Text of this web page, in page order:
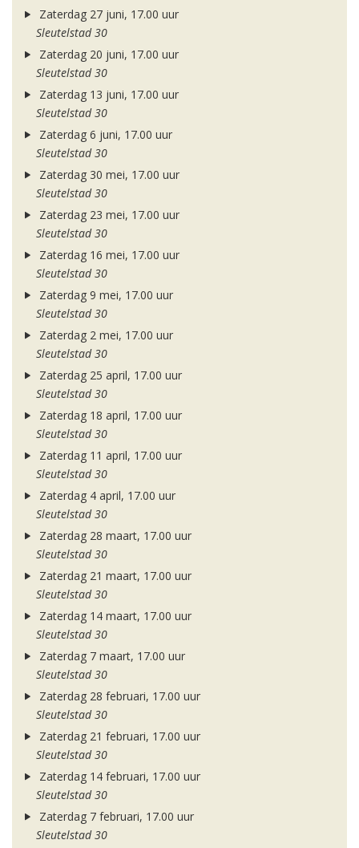
Zaterdag 27 juni, 17.00 uur
Sleutelstad 30
Zaterdag 20 juni, 17.00 uur
Sleutelstad 30
Zaterdag 13 juni, 17.00 uur
Sleutelstad 30
Zaterdag 6 juni, 17.00 uur
Sleutelstad 30
Zaterdag 30 mei, 17.00 uur
Sleutelstad 30
Zaterdag 23 mei, 17.00 uur
Sleutelstad 30
Zaterdag 16 mei, 17.00 uur
Sleutelstad 30
Zaterdag 9 mei, 17.00 uur
Sleutelstad 30
Zaterdag 2 mei, 17.00 uur
Sleutelstad 30
Zaterdag 25 april, 17.00 uur
Sleutelstad 30
Zaterdag 18 april, 17.00 uur
Sleutelstad 30
Zaterdag 11 april, 17.00 uur
Sleutelstad 30
Zaterdag 4 april, 17.00 uur
Sleutelstad 30
Zaterdag 28 maart, 17.00 uur
Sleutelstad 30
Zaterdag 21 maart, 17.00 uur
Sleutelstad 30
Zaterdag 14 maart, 17.00 uur
Sleutelstad 30
Zaterdag 7 maart, 17.00 uur
Sleutelstad 30
Zaterdag 28 februari, 17.00 uur
Sleutelstad 30
Zaterdag 21 februari, 17.00 uur
Sleutelstad 30
Zaterdag 14 februari, 17.00 uur
Sleutelstad 30
Zaterdag 7 februari, 17.00 uur
Sleutelstad 30